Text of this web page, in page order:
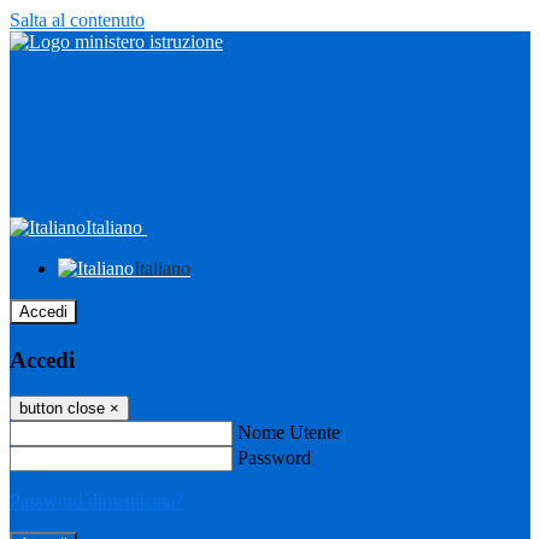
Salta al contenuto
Italiano
Italiano
Accedi
Accedi
button close ×
Nome Utente
Password
Password dimenticata?